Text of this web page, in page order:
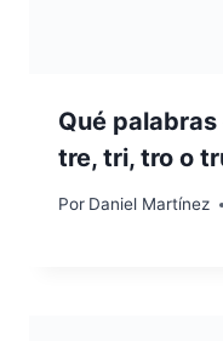
Qué
tre, tri, tro o
Por Daniel Martínez